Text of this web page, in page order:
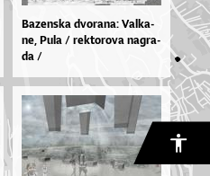
Ba­zen­ska dvo­ra­na: Val­ka­
ne, Pu­la / rek­to­ro­va na­gra­
da /